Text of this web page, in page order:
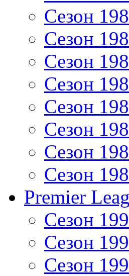
Сезон
Сезон
Сезон
Сезон
Сезон
Сезон
Сезон
Сезон
Premier
Сезон
Сезон
Сезон